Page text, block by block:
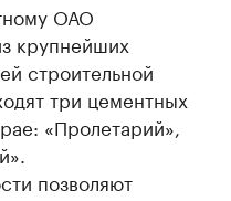
ОАО
крупнейших
строительной
три цементных
«Пролетарий»,
позволяют